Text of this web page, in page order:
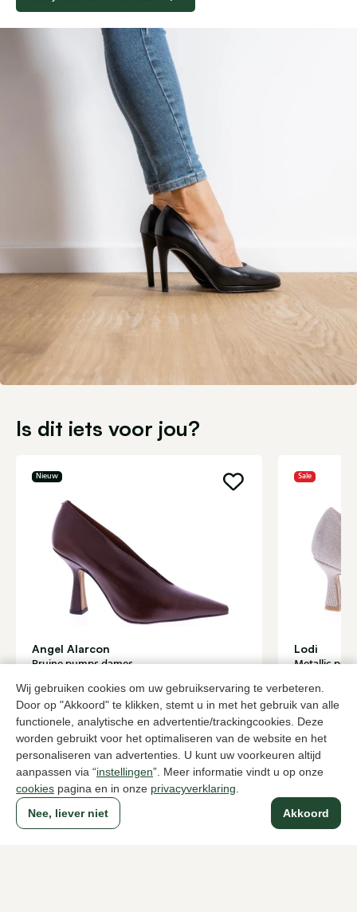
Wij gebruiken cookies om uw gebruikservaring te verbeteren.
Door op "Akkoord" te klikken, stemt u in met het gebruik van alle
functionele, analytische en advertentie/trackingcookies. Deze
worden gebruikt voor het optimaliseren van de website en het
personaliseren van advertenties. U kunt uw voorkeuren altijd
aanpassen via “instellingen”. Meer informatie vindt u op onze
cookies pagina en in onze privacyverklaring
Akkoord
Nee, liever niet
Is dit iets voor jou?
Nieuw
Angel Alarcon
Bruine pumps dames
119,95
Sale
Lodi
Metallic
169,95
Naar alle producten
Sinds 1983 een begrip in Den Haag